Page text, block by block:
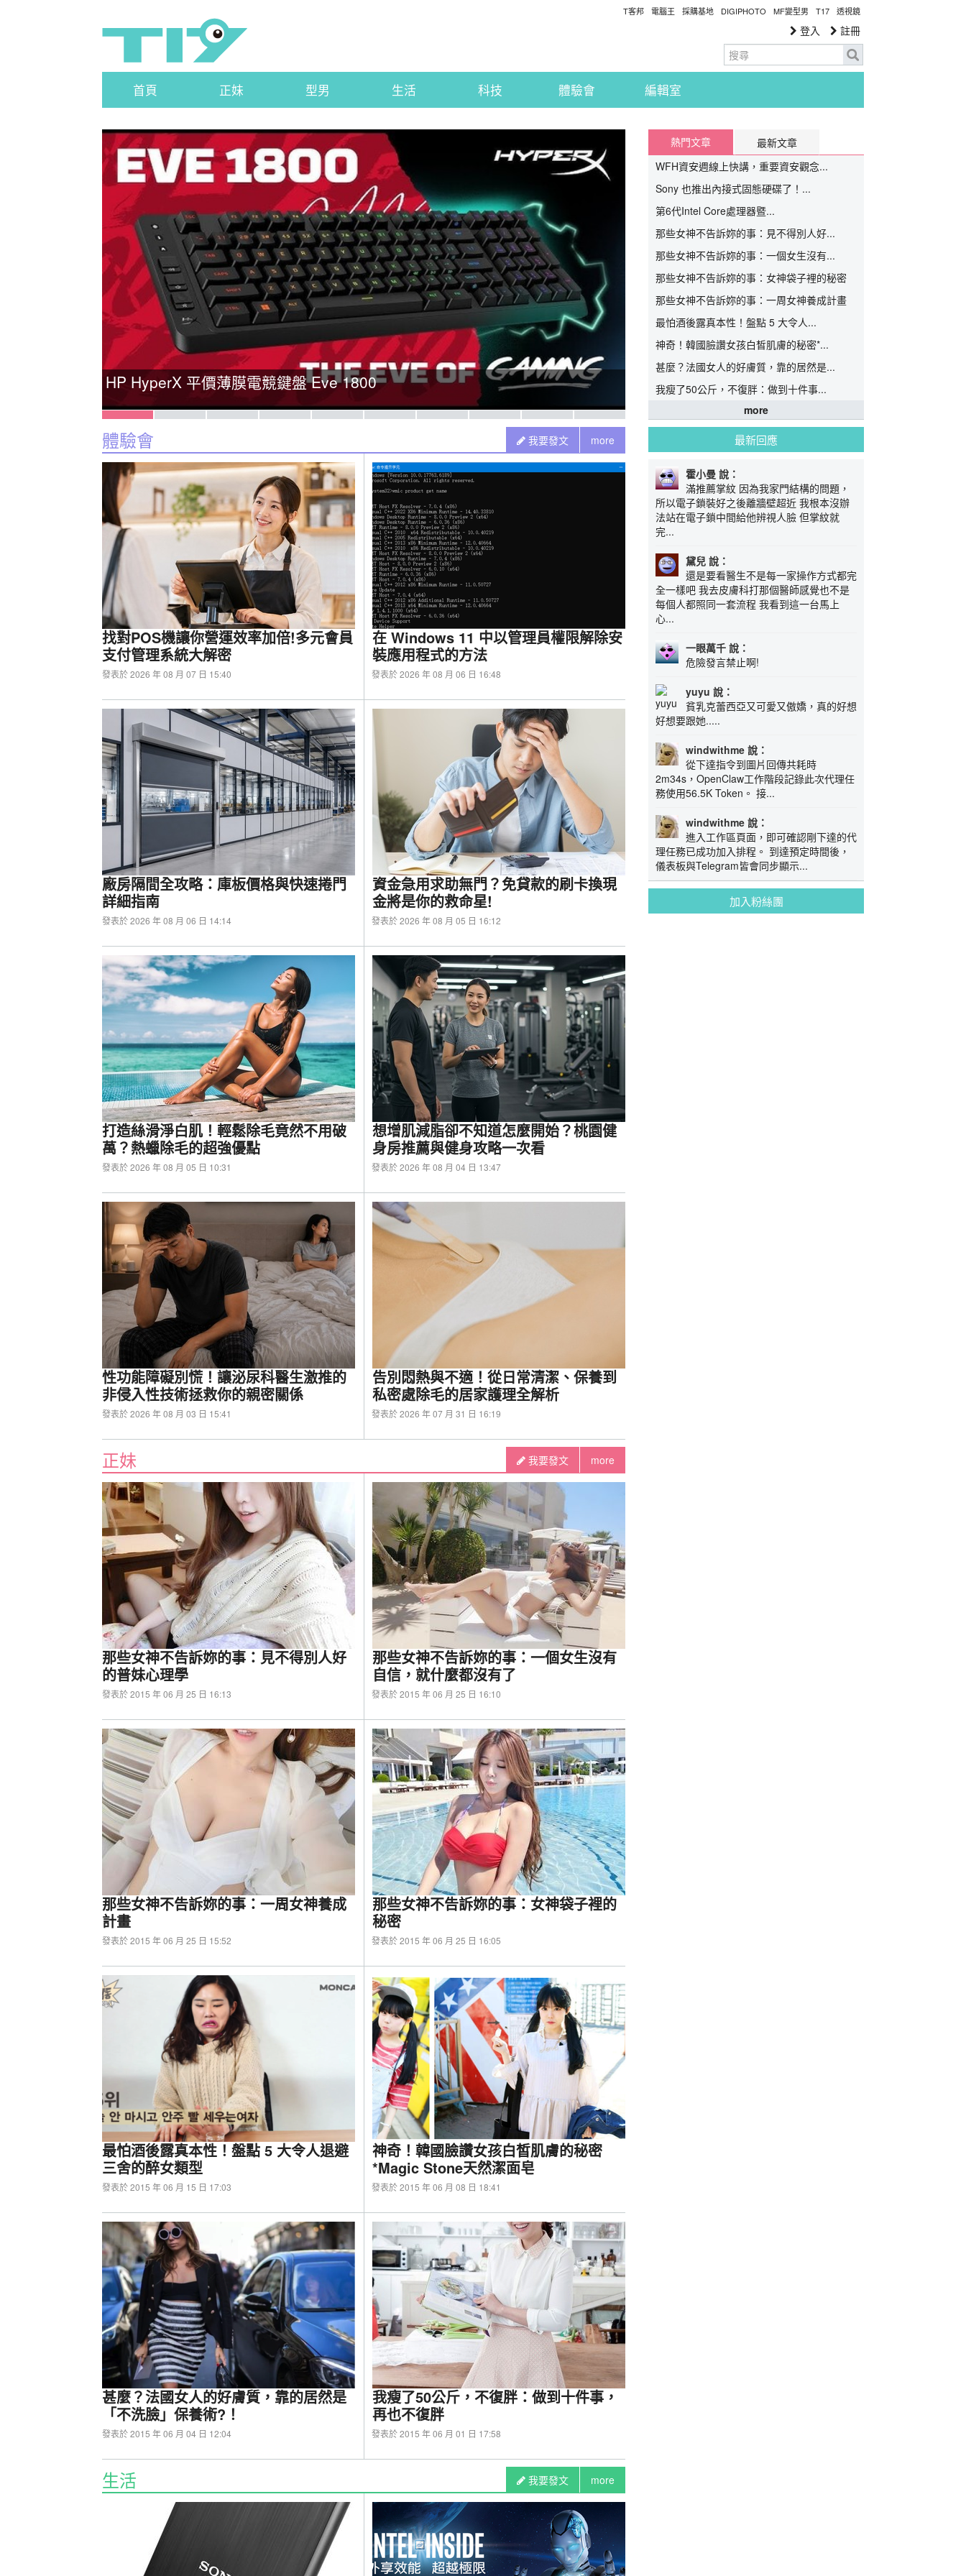
T客邦 電腦王 採購基地 DIGIPHOTO MF變型男 T17 透視鏡
登入 註冊
首頁 正妹 型男 生活 科技 體驗會 編輯室
HP HyperX 平價薄膜電競鍵盤 Eve 1800
Xpanse T9人體工學椅-親民價格享受萬元等級功能，夏天久坐不悶熱，辦公
娛樂皆宜
HyperX Cloud Earbuds II耳道式電競耳機-經典產品再進化，千元內輕鬆入主
最平價32GB顯卡：Intel Arc Pro B70開箱與OpenClaw龍蝦使用心得
振華SuperFlower M801全景曲面玻璃機殼-兩張小朋友就能享受到曲面海景與
優秀擴充性
喬思伯JONSBO TX360全幅式雙光效液晶一體式水冷散熱器-搭載XA360一體
式風扇與5000轉水泵，提供超強TDP 325W解熱能力，
君主MONTECH TG3全景玻璃機殼-搭載360一體式風扇，更有展示平台，輕
鬆展現自我風格
HyperX EVE 1800薄膜電競鍵盤-10區RGB燈效發光，價格親民，入門電競優
君主MONTECH PureFlow ARGB 360一體式水冷散熱器-超親民價格享受優質
解熱能力
體驗會 我要發文 more
找對POS機讓你營運效率加倍!多元會員
支付管理系統大解密
發表於 2026 年 08 月 07 日 15:40
在 Windows 11 中以管理員權限解除安
裝應用程式的方法
發表於 2026 年 08 月 06 日 16:48
廠房隔間全攻略：庫板價格與快速捲門
詳細指南
發表於 2026 年 08 月 06 日 14:14
資金急用求助無門？免貸款的刷卡換現
金將是你的救命星!
發表於 2026 年 08 月 05 日 16:12
打造絲滑淨白肌！輕鬆除毛竟然不用破
萬？熱蠟除毛的超強優點
發表於 2026 年 08 月 05 日 10:31
想增肌減脂卻不知道怎麼開始？桃園健
身房推薦與健身攻略一次看
發表於 2026 年 08 月 04 日 13:47
性功能障礙別慌！讓泌尿科醫生激推的
非侵入性技術拯救你的親密關係
發表於 2026 年 08 月 03 日 15:41
告別悶熱與不適！從日常清潔、保養到
私密處除毛的居家護理全解析
發表於 2026 年 07 月 31 日 16:19
正妹 我要發文 more
那些女神不告訴妳的事：見不得別人好
的普妹心理學
發表於 2015 年 06 月 25 日 16:13
那些女神不告訴妳的事：一個女生沒有
自信，就什麼都沒有了
發表於 2015 年 06 月 25 日 16:10
那些女神不告訴妳的事：一周女神養成
計畫
發表於 2015 年 06 月 25 日 15:52
那些女神不告訴妳的事：女神袋子裡的
秘密
發表於 2015 年 06 月 25 日 16:05
最怕酒後露真本性！盤點 5 大令人退避
三舍的醉女類型
發表於 2015 年 06 月 15 日 17:03
神奇！韓國臉讚女孩白皙肌膚的秘密
*Magic Stone天然潔面皂
發表於 2015 年 06 月 08 日 18:41
甚麼？法國女人的好膚質，靠的居然是
「不洗臉」保養術?！
發表於 2015 年 06 月 04 日 12:04
我瘦了50公斤，不復胖：做到十件事，
再也不復胖
發表於 2015 年 06 月 01 日 17:58
生活 我要發文 more
熱門文章
最新文章
WFH資安週線上快講，重要資安觀念...
Sony 也推出內接式固態硬碟了！...
第6代Intel Core處理器暨...
那些女神不告訴妳的事：見不得別人好...
那些女神不告訴妳的事：一個女生沒有...
那些女神不告訴妳的事：女神袋子裡的秘密
那些女神不告訴妳的事：一周女神養成計畫
最怕酒後露真本性！盤點 5 大令人...
神奇！韓國臉讚女孩白皙肌膚的秘密*...
甚麼？法國女人的好膚質，靠的居然是...
我瘦了50公斤，不復胖：做到十件事...
more
最新回應
霍小曼 說：
滿推薦掌紋 因為我家門結構的問題，
所以電子鎖裝好之後離牆壁超近 我根本沒辦
法站在電子鎖中間給他辨視人臉 但掌紋就
完...
黛兒 說：
還是要看醫生不是每一家操作方式都完
全一樣吧 我去皮膚科打那個醫師感覺也不是
每個人都照同一套流程 我看到這一台馬上
心...
一眼萬千 說：
危險發言禁止啊!
yuyu 說：
貧乳克蕾西亞又可愛又傲嬌，真的好想
好想要跟她.....
windwithme 說：
從下達指令到圖片回傳共耗時
2m34s，OpenClaw工作階段記錄此次代理任
務使用56.5K Token。 接...
windwithme 說：
進入工作區頁面，即可確認剛下達的代
理任務已成功加入排程。 到達預定時間後，
儀表板與Telegram皆會同步顯示...
加入粉絲團